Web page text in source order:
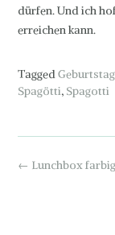
dürfen. Und ich
erreichen kann.
Tagged Geburtstag
Spagötti, Spagotti
Post
← Lunchbox farbig